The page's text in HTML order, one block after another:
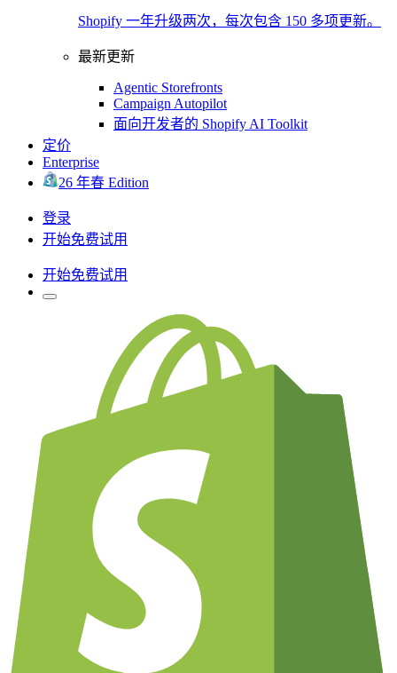
Shopify 一年升级两次，每次包含 150 多项更新。
最新更新
Agentic Storefronts
Campaign Autopilot
面向开发者的 Shopify AI Toolkit
定价
Enterprise
26 年春 Edition
登录
开始免费试用
开始免费试用